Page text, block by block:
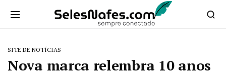
SITE DE NOTÍCIAS
Nova marca relembra 10 anos